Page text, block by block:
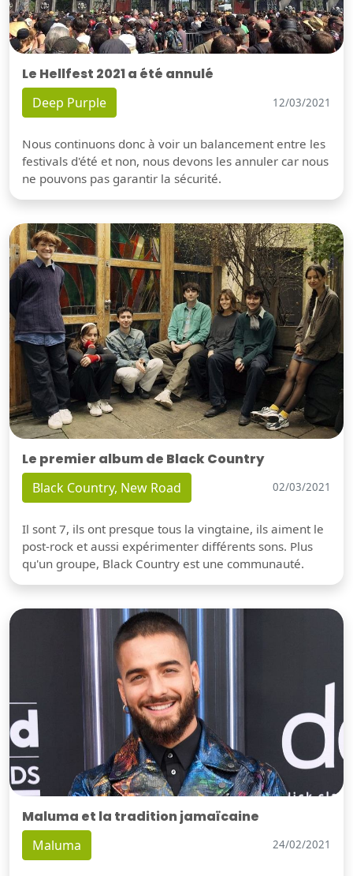
Le Hellfest 2021 a été annulé
Deep Purple 12/03/2021
Nous continuons donc à voir un balancement entre les
festivals d'été et non, nous devons les annuler car nous
ne pouvons pas garantir la sécurité.
Le premier album de Black Country
Black Country, New Road 02/03/2021
Il sont 7, ils ont presque tous la vingtaine, ils aiment le
post-rock et aussi expérimenter différents sons. Plus
qu'un groupe, Black Country est une communauté.
Maluma et la tradition jamaïcaine
Maluma 24/02/2021